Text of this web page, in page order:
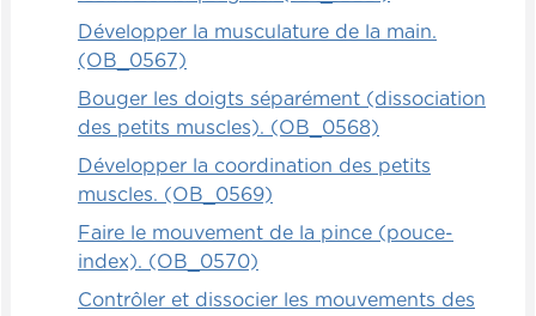
cela s'efface bien, car quand l'enfant
efface, il est encore en train de travailler sa
extraordinaire pour lui.
Ensuite, nous passons aux choses sérieuses
en utilisant des grosses craies, peut-être
va pouvoir jouer et expérimenter. Il y a
aussi des gros crayons de cire qui
s'empoignent facilement, car au départ,
Développer la musculature de la main.
(OB_0567)
Bouger les doigts séparément (dissociation
des petits muscles). (OB_0568)
Développer la coordination des petits
muscles. (OB_0569)
Faire le mouvement de la pince (pouce-
index). (OB_0570)
Contrôler et dissocier les mouvements des